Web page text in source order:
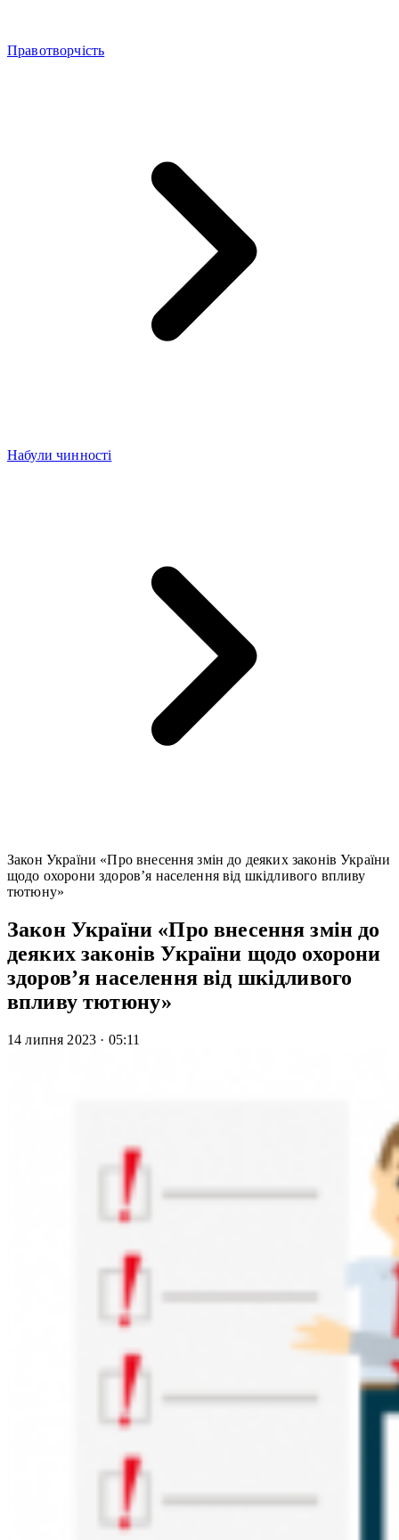
Правотворчість
Набули чинності
Закон України «Про внесення змін до деяких законів України
щодо охорони здоров’я населення від шкідливого впливу
тютюну»
Закон України «Про внесення змін до
деяких законів України щодо охорони
здоров’я населення від шкідливого
впливу тютюну»
14 липня 2023 · 05:11